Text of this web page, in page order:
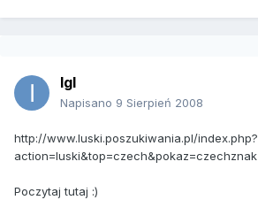
IgI
Napisano 9 Sierpień 2008
http://www.luski.poszukiwania.pl/index.php?
action=luski&top=czech&pokaz=czechznak
Poczytaj tutaj :)